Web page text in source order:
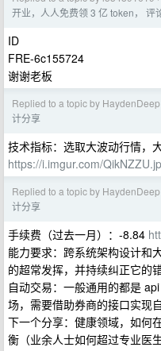
开业，人人免费领 3 亿 token， 评
ID
FRE-6c155724
谢谢老板
Replied to a topic by HaydenDeep
计分享
技术指标：选取大波动行情，
https://i.imgur.com/
Replied to a topic by HaydenDeep
计分享
手续费（过去一月）：-8.84
能力要求：跨系统架构设计和
的超常发挥，并持续纠正它的
自动交易：一般通用的都是
场，需要借助券商的接口实现
下一个分享：健康领域，如何
衡（业余人士如何超过专业医